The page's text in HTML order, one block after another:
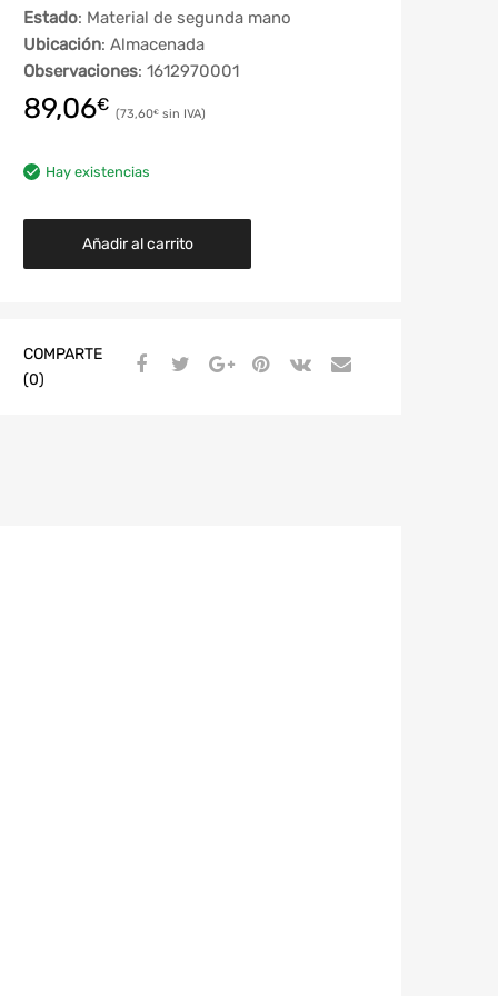
Estado: Material de segunda mano
Ubicación: Almacenada
Observaciones: 1612970001
89,06€ 73,60€
Hay existencias
Añadir al carrito
COMPARTE
(0)